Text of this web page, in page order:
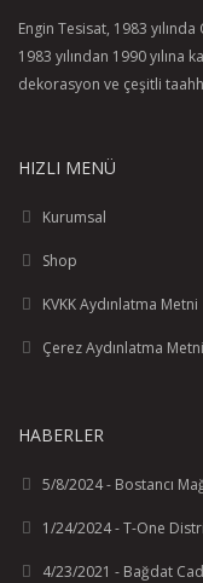
Engin Tesisat, 1983
1983 yılından 1990 yılına
dekorasyon ve çeşitli
HIZLI MENÜ
Kurumsal
Shop
KVKK Aydınlatma Metni
Çerez Aydınlatma Metni
HABERLER
5/8/2024 - Bostancı
1/24/2024 - T-One
4/23/2021 - Bağdat